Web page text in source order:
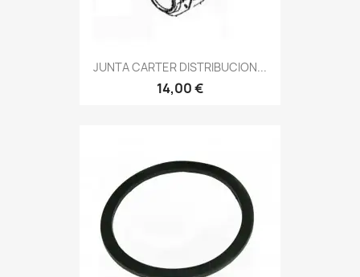
JUNTA CARTER DISTRIBUCION...
14,00 €